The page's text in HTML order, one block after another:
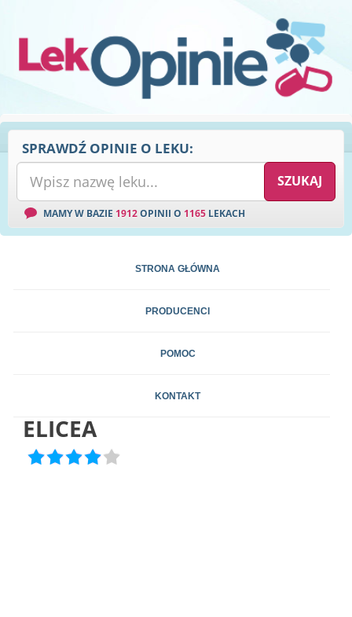
SPRAWDŹ OPINIE O LEKU:
MAMY W BAZIE 1912OPINII O 1165 LEKACH
STRONA GŁÓWNA
PRODUCENCI
POMOC
KONTAKT
ELICEA